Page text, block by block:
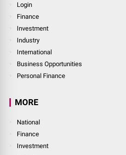
Login
Finance
Investment
Industry
International
Business Opportunities
Personal Finance
MORE
National
Finance
Investment